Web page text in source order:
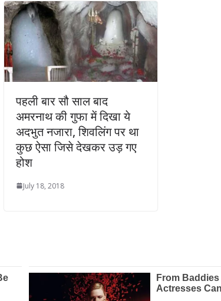
पहली बार सौ साल बाद
अमरनाथ की गुफा में दिखा ये
अदभुत नजारा, शिवलिंग पर था
कुछ ऐसा जिसे देखकर उड़ गए
होश
July 18, 2018